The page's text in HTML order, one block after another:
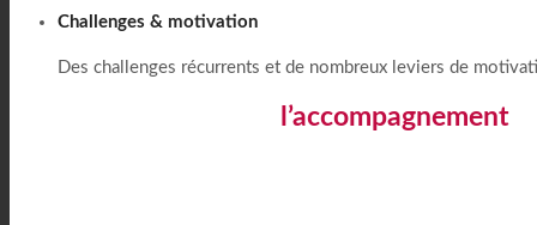
Challenges & motivation
Des challenges récurrents et de nombreux leviers de
l’accompagnement